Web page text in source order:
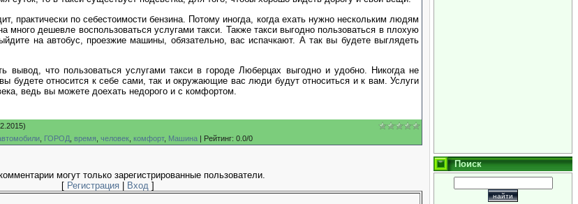
практически по себестоимости бензина. Потому иногда, когда ехать нужно нескольким людям
много дешевле воспользоваться услугами такси. Также такси выгодно пользоваться в плохую
на автобус, проезжие машины, обязательно, вас испачкают. А так вы будете выглядеть
вывод, что пользоваться услугами такси в городе Люберцах выгодно и удобно. Никогда не
будете относится к себе сами, так и окружающие вас люди будут относиться и к вам. Услуги
ведь вы можете доехать недорого и с комфортом.
ГОРОД время человек комфорт, Машина Рейтинг: 0.0/0
могут только зарегистрированные пользователи.
[ Регистрация Вход ]
Поиск